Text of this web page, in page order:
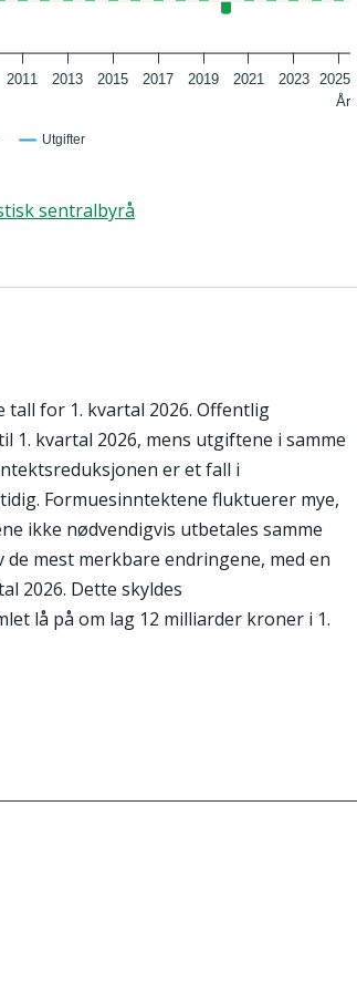
År
2011 2013 2015 2017 2019 2021 2023 2025
Utgifter
sentralbyrå
for 1. kvartal 2026. Offentlig
kvartal 2026, mens utgiftene i samme
er et fall i
Formuesinntektene fluktuerer mye,
ikke nødvendigvis utbetales samme
mest merkbare endringene, med en
2026. Dette skyldes
lå på om lag 12 milliarder kroner i 1.